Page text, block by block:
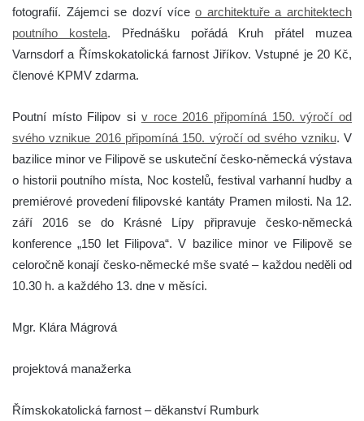
fotografií. Zájemci se dozví víceo architektuře a architektech
poutního kostela. Přednášku pořádá Kruh přátel muzea
Varnsdorf a Římskokatolická farnost Jiříkov. Vstupné je 20 Kč,
členové KPMV zdarma.
Poutní místo Filipov si v roce 2016 připomíná 150. výročí od
svého vznikue 2016 připomíná 150. výročí od svého vzniku. V
bazilice minor ve Filipově se uskuteční česko-německá výstava
o historii poutního místa, Noc kostelů, festival varhanní hudby a
premiérové provedení filipovské kantáty Pramen milosti. Na 12.
září 2016 se do Krásné Lípy připravuje česko-německá
konference „150 let Filipova“. V bazilice minor ve Filipově se
celoročně konají česko-německé mše svaté – každou neděli od
10.30 h. a každého 13. dne v měsíci.
Mgr. Klára Mágrová
projektová manažerka
Římskokatolická farnost – děkanství Rumburk